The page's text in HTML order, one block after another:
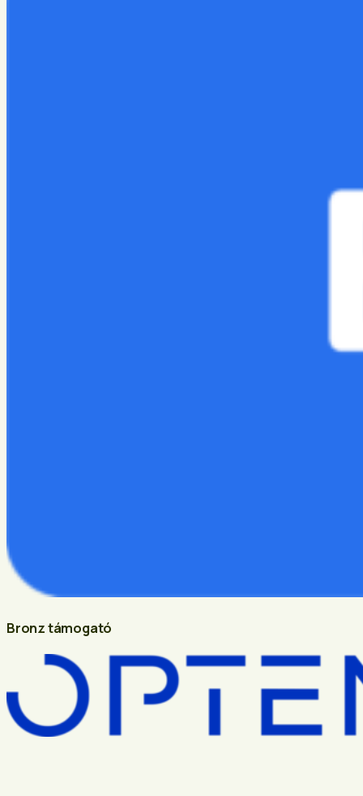
Bronz támogató